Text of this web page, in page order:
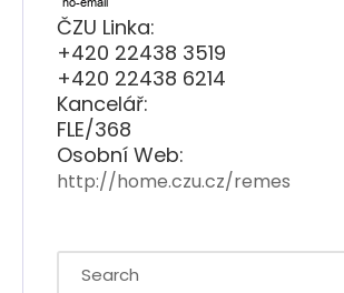
ČZU Linka:
+420 22438 3519
+420 22438 6214
Kancelář:
FLE/368
Osobní Web:
http://home.czu.cz/remes